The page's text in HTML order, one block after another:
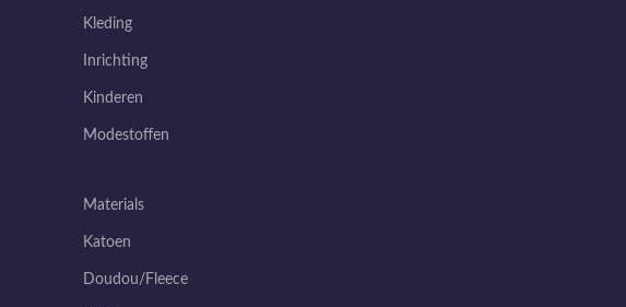
Kleding
Inrichting
Kinderen
Modestoffen
Materials
Katoen
Doudou/Fleece